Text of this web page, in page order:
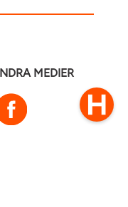
MEDIER
Facebook